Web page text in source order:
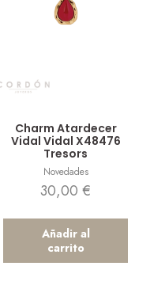
Charm Atardecer
Vidal Vidal X48476
Tresors
Novedades
30,00€
Añadir al
carrito